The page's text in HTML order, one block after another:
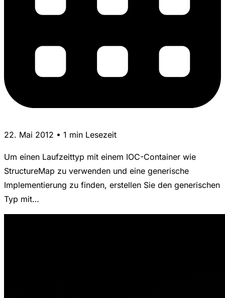
22. Mai 2012 • 1 min Lesezeit
Um einen Laufzeittyp mit einem IOC-Container wie
StructureMap zu verwenden und eine generische
Implementierung zu finden, erstellen Sie den generischen
Typ mit…